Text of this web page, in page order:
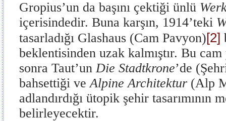
Gropius’un da başını çektiği ünlü
içerisindedir. Buna karşın, 1914’teki
tasarladığı Glashaus (Cam Pavyon)[2]
beklentisinden uzak kalmıştır. Bu
sonra Taut’unDie Stadtkrone’de
bahsettiği veAlpine Architektur (Alp
adlandırdığı ütopik şehir tasarımının
belirleyecektir.